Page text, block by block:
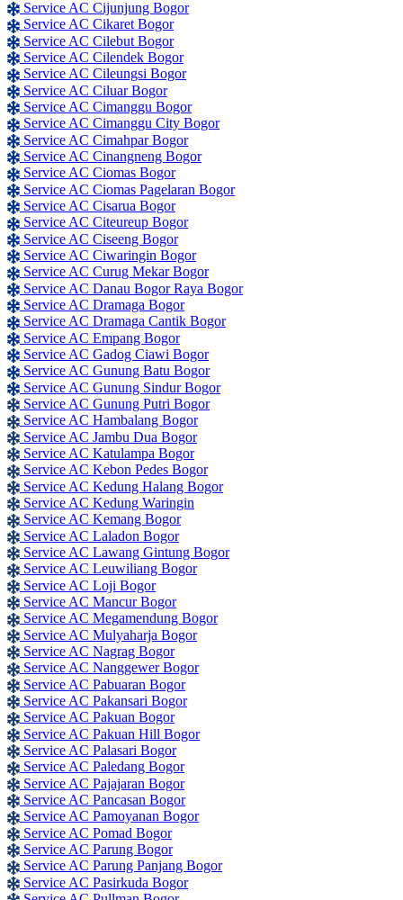
Service AC Cijunjung Bogor
Service AC Cikaret Bogor
Service AC Cilebut Bogor
Service AC Cilendek Bogor
Service AC Cileungsi Bogor
Service AC Ciluar Bogor
Service AC Cimanggu Bogor
Service AC Cimanggu City Bogor
Service AC Cimahpar Bogor
Service AC Cinangneng Bogor
Service AC Ciomas Bogor
Service AC Ciomas Pagelaran Bogor
Service AC Cisarua Bogor
Service AC Citeureup Bogor
Service AC Ciseeng Bogor
Service AC Ciwaringin Bogor
Service AC Curug Mekar Bogor
Service AC Danau Bogor Raya Bogor
Service AC Dramaga Bogor
Service AC Dramaga Cantik Bogor
Service AC Empang Bogor
Service AC Gadog Ciawi Bogor
Service AC Gunung Batu Bogor
Service AC Gunung Sindur Bogor
Service AC Gunung Putri Bogor
Service AC Hambalang Bogor
Service AC Jambu Dua Bogor
Service AC Katulampa Bogor
Service AC Kebon Pedes Bogor
Service AC Kedung Halang Bogor
Service AC Kedung Waringin
Service AC Kemang Bogor
Service AC Laladon Bogor
Service AC Lawang Gintung Bogor
Service AC Leuwiliang Bogor
Service AC Loji Bogor
Service AC Mancur Bogor
Service AC Megamendung Bogor
Service AC Mulyaharja Bogor
Service AC Nagrag Bogor
Service AC Nanggewer Bogor
Service AC Pabuaran Bogor
Service AC Pakansari Bogor
Service AC Pakuan Bogor
Service AC Pakuan Hill Bogor
Service AC Palasari Bogor
Service AC Paledang Bogor
Service AC Pajajaran Bogor
Service AC Pancasan Bogor
Service AC Pamoyanan Bogor
Service AC Pomad Bogor
Service AC Parung Bogor
Service AC Parung Panjang Bogor
Service AC Pasirkuda Bogor